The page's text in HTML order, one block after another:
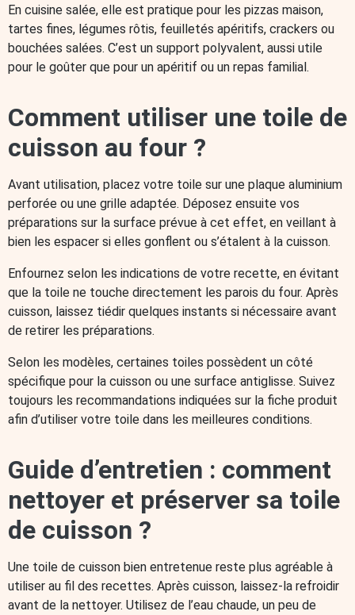
En cuisine salée, elle est pratique pour les pizzas maison,
tartes fines, légumes rôtis, feuilletés apéritifs, crackers ou
bouchées salées. C’est un support polyvalent, aussi utile
pour le goûter que pour un apéritif ou un repas familial.
Comment utiliser une toile de
cuisson au four ?
Avant utilisation, placez votre toile sur une plaque aluminium
perforée ou une grille adaptée. Déposez ensuite vos
préparations sur la surface prévue à cet effet, en veillant à
bien les espacer si elles gonflent ou s’étalent à la cuisson.
Enfournez selon les indications de votre recette, en évitant
que la toile ne touche directement les parois du four. Après
cuisson, laissez tiédir quelques instants si nécessaire avant
de retirer les préparations.
Selon les modèles, certaines toiles possèdent un côté
spécifique pour la cuisson ou une surface antiglisse. Suivez
toujours les recommandations indiquées sur la fiche produit
afin d’utiliser votre toile dans les meilleures conditions.
Guide d’entretien : comment
nettoyer et préserver sa toile
de cuisson ?
Une toile de cuisson bien entretenue reste plus agréable à
utiliser au fil des recettes. Après cuisson, laissez-la refroidir
avant de la nettoyer. Utilisez de l’eau chaude, un peu de